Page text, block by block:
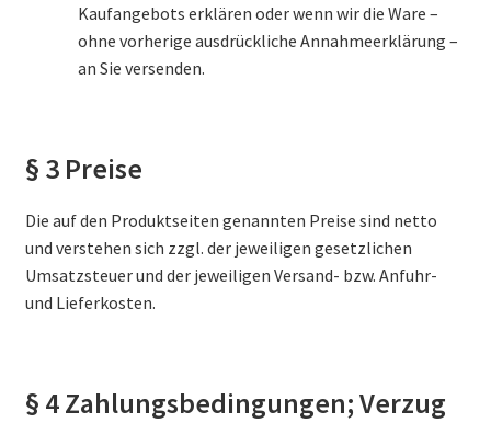
Kaufangebots erklären oder wenn wir die Ware –
ohne vorherige ausdrückliche Annahmeerklärung –
an Sie versenden.
§ 3 Preise
Die auf den Produktseiten genannten Preise sind netto
und verstehen sich zzgl. der jeweiligen gesetzlichen
Umsatzsteuer und der jeweiligen Versand- bzw. Anfuhr-
und Lieferkosten.
§ 4 Zahlungsbedingungen; Verzug